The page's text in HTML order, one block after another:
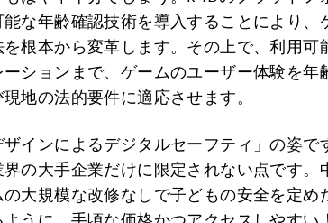
能な年齢確認技術を導入することにより、
根本から変革します。その上で、利用可
ションまで、ゲームのユーザー体験を年
地の法的要件に適応させます。
ザインによるデジタルセーフティ」の姿で
の大手企業だけに限定されない点です。
大規模な改修なしで子どもの安全を定め